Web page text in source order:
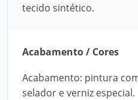
tecido sintético.
Acabamento / Cores
Acabamento: pintura
selador e verniz especial.